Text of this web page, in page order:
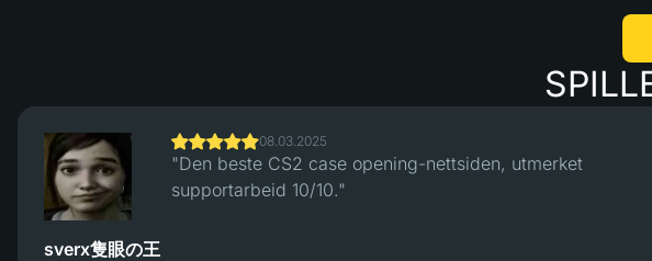
sverx隻眼の王
08.03.2025
"Den beste CS2 case opening-nettsiden, utmerket
supportarbeid 10/10."